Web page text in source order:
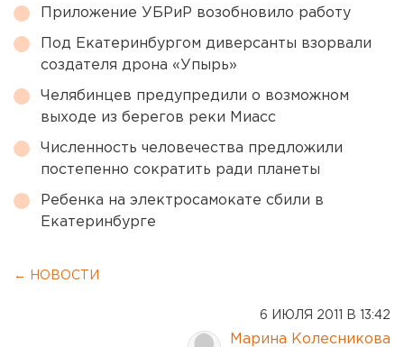
Приложение УБРиР возобновило работу
Под Екатеринбургом диверсанты взорвали
создателя дрона «Упырь»
Челябинцев предупредили о возможном
выходе из берегов реки Миасс
Численность человечества предложили
постепенно сократить ради планеты
Ребенка на электросамокате сбили в
Екатеринбурге
← НОВОСТИ
6 ИЮЛЯ 2011 В 13:42
Марина Колесникова